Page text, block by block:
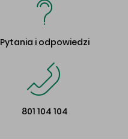
Pytania i odpowiedzi
801 104 104